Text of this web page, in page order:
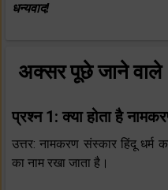
धन्यवाद!
अक्सर पूछे जाने वाले
प्रश्न 1: क्या होता है
उत्तर: नामकरण संस्कार हिंदू
का नाम रखा जाता है।